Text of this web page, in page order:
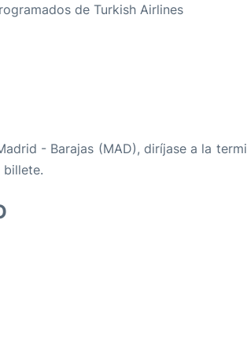
de Turkish Airlines
- Barajas (MAD), diríjase a la
billete.